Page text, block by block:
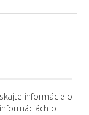
informácie o
o